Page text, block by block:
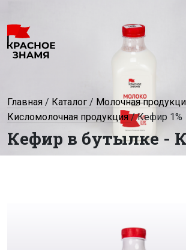
Главная / Каталог / Молочная
Кисломолочная продукция /Кефир 1%
Кефир в бутылке -